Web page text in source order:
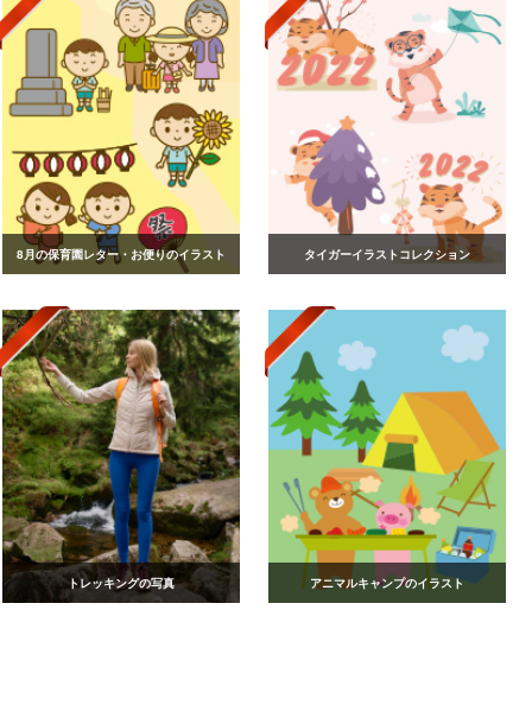
8月の保育園レター・お便りのイラスト タイガーイラストコレクション
トレッキングの写真 アニマルキャンプのイラスト